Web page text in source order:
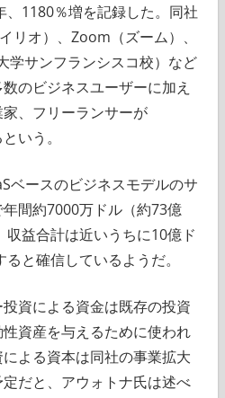
、1180％増を記録した。同社
リオ）、Zoom（ズーム）、
学サンフランシスコ校）など
のビジネスユーザーに加え
、フリーランサーが
いう。
ベースのビジネスモデルのサ
間約7000万ドル（約73億
益合計は近いうちに10億ド
と確信しているようだ。
資による資金は既存の投資
資産を与えるために使われ
よる資本は同社の事業拡大
だと、アウォトナ氏は述べ